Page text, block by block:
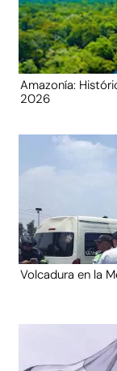
Amazonía:
2026
Volcadura en la